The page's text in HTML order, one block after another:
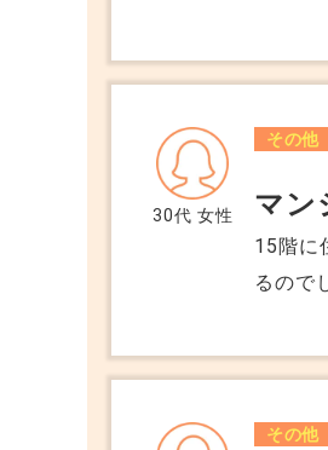
社に聞
という
ました。 また、4月からの入居予定だったのですが、2月に物件を決
いのに家賃を
らとな
も無い
30代 女性
その他
マン
15階に
るので
店な
か。 教
その他